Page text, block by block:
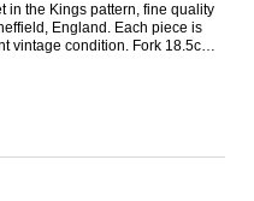
in the Kings pattern, fine quality
England. Each piece is
This allows customs officials or
necessary. Shipping
'Timelesscollections'.